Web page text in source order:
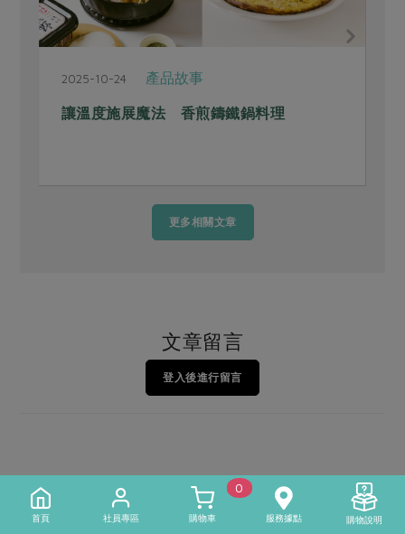
2022-03-14 產品故事
來合作社找茶
更多相關文章
文章留言
登入後進行留言
首頁 社員專區
0
購物車 服務據點 購物說明